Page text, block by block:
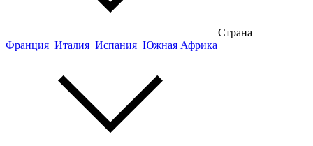
Страна
Франция Италия Испания Южная Африка